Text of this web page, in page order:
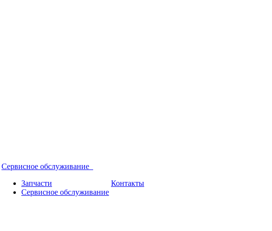
Сервисное обслуживание
Запчасти
Сервисное обслуживание
Контакты